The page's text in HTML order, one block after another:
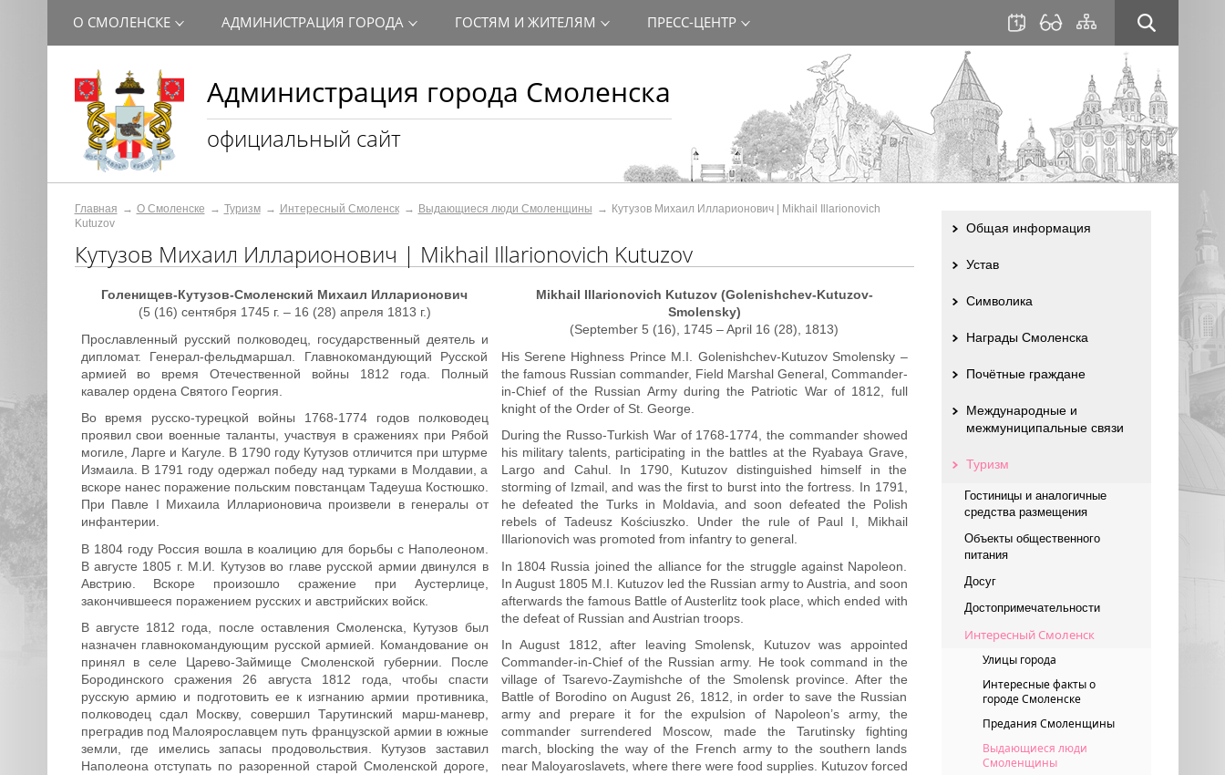
Администрация города Смоленска
официальный сайт
О СМОЛЕНСКЕ АДМИНИСТРАЦИЯ ГОРОДА ГОСТЯМ И ЖИТЕЛЯМ ПРЕСС-ЦЕНТР
Главная О Смоленске Туризм Интересный Смоленск Выдающиеся люди Смоленщины
Кутузов Михаил Илларионович | Mikhail Illarionovich
Kutuzov
Кутузов Михаил Илларионович | Mikhail Illarionovich Kutuzov
Голенищев-Кутузов-Смоленский Михаил Илларионович
(5 (16) сентября 1745 г. – 16 (28) апреля 1813 г.)
Прославленный русский полководец, государственный деятель и
дипломат. Генерал-фельдмаршал. Главнокомандующий Русской
армией во время Отечественной войны 1812 года. Полный
кавалер ордена Святого Георгия.
Во время русско-турецкой войны 1768-1774 годов полководец
проявил свои военные таланты, участвуя в сражениях при Рябой
могиле, Ларге и Кагуле. В 1790 году Кутузов отличится при штурме
Измаила. В 1791 году одержал победу над турками в Молдавии, а
вскоре нанес поражение польским повстанцам Тадеуша Костюшко.
При Павле I Михаила Илларионовича произвели в генералы от
инфантерии.
В 1804 году Россия вошла в коалицию для борьбы с Наполеоном.
В августе 1805 г. М.И. Кутузов во главе русской армии двинулся в
Австрию. Вскоре произошло сражение при Аустерлице,
закончившееся поражением русских и австрийских войск.
В августе 1812 года, после оставления Смоленска, Кутузов был
назначен главнокомандующим русской армией. Командование он
принял в селе Царево-Займище Смоленской губернии. После
Бородинского сражения 26 августа 1812 года, чтобы спасти
русскую армию и подготовить ее к изгнанию армии противника,
полководец сдал Москву, совершил Тарутинский марш-маневр,
преградив под Малоярославцем путь французской армии в южные
земли, где имелись запасы продовольствия. Кутузов заставил
Наполеона отступать по разоренной старой Смоленской дороге,
Mikhail Illarionovich Kutuzov (Golenishchev-Kutuzov-
Smolensky)
(September 5 (16), 1745 – April 16 (28), 1813)
His Serene Highness Prince M.I. Golenishchev-Kutuzov Smolensky –
the famous Russian commander, Field Marshal General, Commander-
in-Chief of the Russian Army during the Patriotic War of 1812, full
knight of the Order of St. George.
During the Russo-Turkish War of 1768-1774, the commander showed
his military talents, participating in the battles at the Ryabaya Grave,
Largo and Cahul. In 1790, Kutuzov distinguished himself in the
storming of Izmail, and was the first to burst into the fortress. In 1791,
he defeated the Turks in Moldavia, and soon defeated the Polish
rebels of Tadeusz Kościuszko. Under the rule of Paul I, Mikhail
Illarionovich was promoted from infantry to general.
In 1804 Russia joined the alliance for the struggle against Napoleon.
In August 1805 M.I. Kutuzov led the Russian army to Austria, and soon
afterwards the famous Battle of Austerlitz took place, which ended with
the defeat of Russian and Austrian troops.
In August 1812, after leaving Smolensk, Kutuzov was appointed
Commander-in-Chief of the Russian army. He took command in the
village of Tsarevo-Zaymishche of the Smolensk province. After the
Battle of Borodino on August 26, 1812, in order to save the Russian
army and prepare it for the expulsion of Napoleon’s army, the
commander surrendered Moscow, made the Tarutinsky fighting
march, blocking the way of the French army to the southern lands
near Maloyaroslavets, where there were food supplies. Kutuzov forced
Общая информация
Устав
Символика
Награды Смоленска
Почётные граждане
Международные и
межмуниципальные связи
Туризм
Гостиницы и аналогичные
средства размещения
Объекты общественного
питания
Досуг
Достопримечательности
Интересный Смоленск
Улицы города
Интересные факты о
городе Смоленске
Предания Смоленщины
Выдающиеся люди
Смоленщины